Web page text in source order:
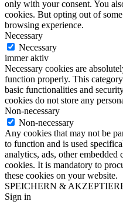
only with your consent. You
cookies. But opting out of
browsing experience.
Necessary
Necessary
immer aktiv
Necessary cookies are
function properly. This
basic functionalities and
cookies do not store any
Non-necessary
Non-necessary
Any cookies that may not be
to function and is used
analytics, ads, other embedded
cookies. It is mandatory to
these cookies on your website.
SPEICHERN &
Sign in